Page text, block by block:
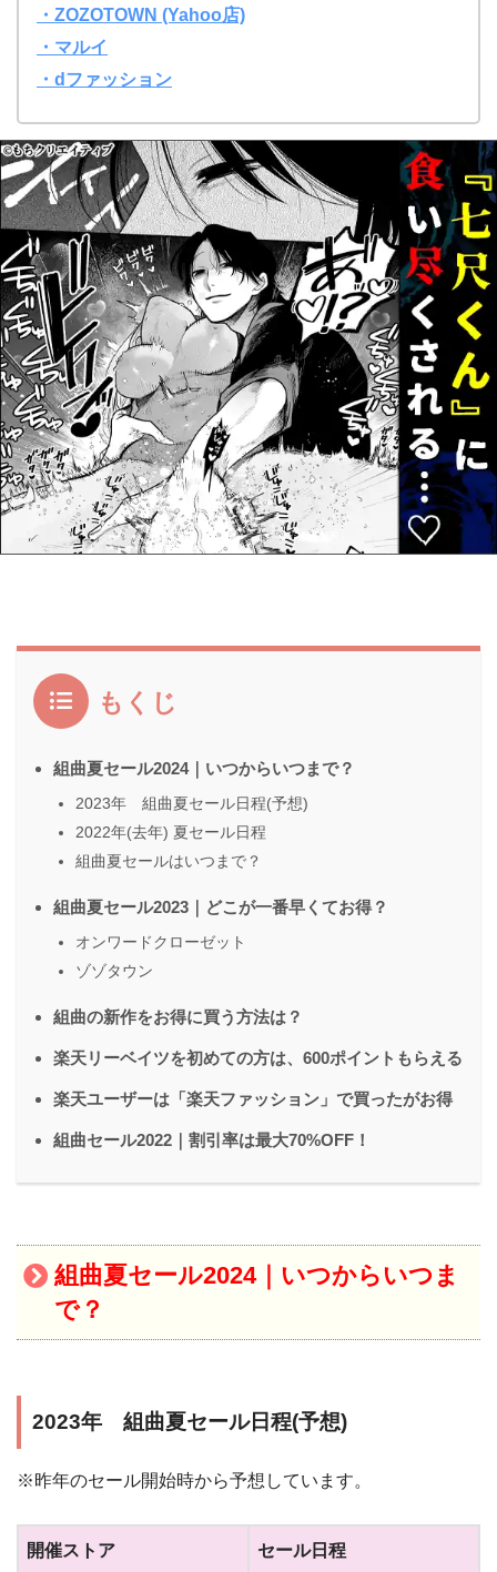
・ZOZOTOWN (Yahoo店)
・マルイ
・dファッション
もくじ
組曲夏セール2024｜いつからいつまで？
2023年 組曲夏セール日程(予想)
2022年(去年) 夏セール日程
組曲夏セールはいつまで？
組曲夏セール2023｜どこが一番早くてお得？
オンワードクローゼット
ゾゾタウン
組曲の新作をお得に買う方法は？
楽天リーベイツを初めての方は、600ポイントもらえる
楽天ユーザーは「楽天ファッション」で買ったがお得
組曲セール2022｜割引率は最大70%OFF！
組曲夏セール2024｜いつからいつま
で？
2023年 組曲夏セール日程(予想)
※昨年のセール開始時から予想しています。
開催ストア セール日程